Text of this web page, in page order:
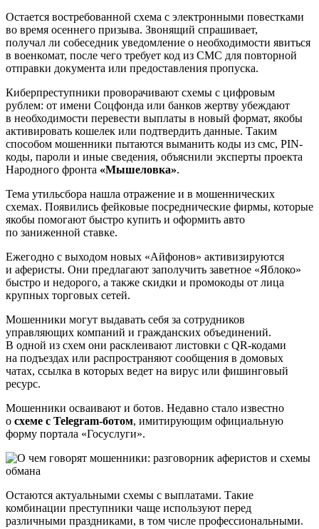
Остается востребованной схема с электронными повестками
во время осеннего призыва. Звонящий спрашивает,
получал ли собеседник уведомление о необходимости явиться
в военкомат, после чего требует код из СМС для повторной
отправки документа или предоставления пропуска.
Киберпреступники проворачивают схемы с цифровым
рублем: от имени Соцфонда или банков жертву убеждают
в необходимости перевести выплаты в новый формат, якобы
активировать кошелек или подтвердить данные. Таким
способом мошенники пытаются выманить коды из смс, PIN-
коды, пароли и иные сведения, объяснили эксперты проекта
Народного фронта «Мышеловка».
Тема утильсбора нашла отражение и в мошеннических
схемах. Появились фейковые посреднические фирмы, которые
якобы помогают быстро купить и оформить авто
по заниженной ставке.
Ежегодно с выходом новых «Айфонов» активизируются
и аферисты. Они предлагают заполучить заветное «Яблоко»
быстро и недорого, а также скидки и промокоды от лица
крупных торговых сетей.
Мошенники могут выдавать себя за сотрудников
управляющих компаний и гражданских объединений.
В одной из схем они расклеивают листовки с QR-кодами
на подъездах или распространяют сообщения в домовых
чатах, ссылка в которых ведет на вирус или фишинговый
ресурс.
Мошенники осваивают и ботов. Недавно стало известно
о схеме с Telegram-ботом, имитирующим официальную
форму портала «Госуслуги».
Остаются актуальными схемы с выплатами. Такие
комбинации преступники чаще используют перед
различными праздниками, в том числе профессиональными.